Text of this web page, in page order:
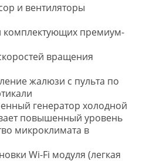
и вентиляторы
комплектующих премиум-
вращения
жалюзи с пульта по
генератор холодной
повышенный уровень
микроклимата в
Wi-Fi модуля (легкая